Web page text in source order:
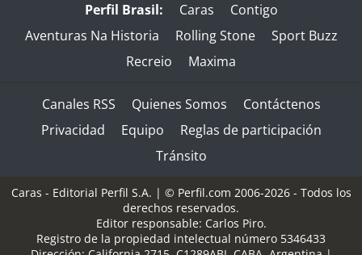
Perfil Brasil: Caras
Contigo
Aventuras Na Historia
Rolling Stone
Sport Buzz
Recreio
Maxima
Canales RSS Quienes Somos
Contáctenos
Privacidad
Equipo
Reglas de participación
Tránsito
Caras - Editorial Perfil S.A. | © Perfil.com 2006-2026 - Todos los
derechos reservados.
Editor responsable: Carlos Piro.
Registro de la propiedad intelectual número 5346433